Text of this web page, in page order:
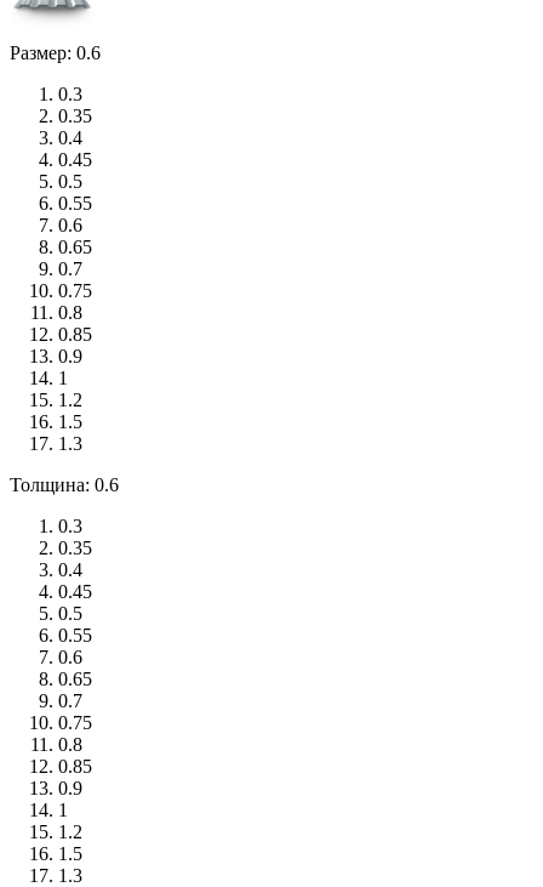
Размер: 0.6
0.3
0.35
0.4
0.45
0.5
0.55
0.6
0.65
0.7
0.75
0.8
0.85
0.9
1
1.2
1.5
1.3
Толщина: 0.6
0.3
0.35
0.4
0.45
0.5
0.55
0.6
0.65
0.7
0.75
0.8
0.85
0.9
1
1.2
1.5
1.3